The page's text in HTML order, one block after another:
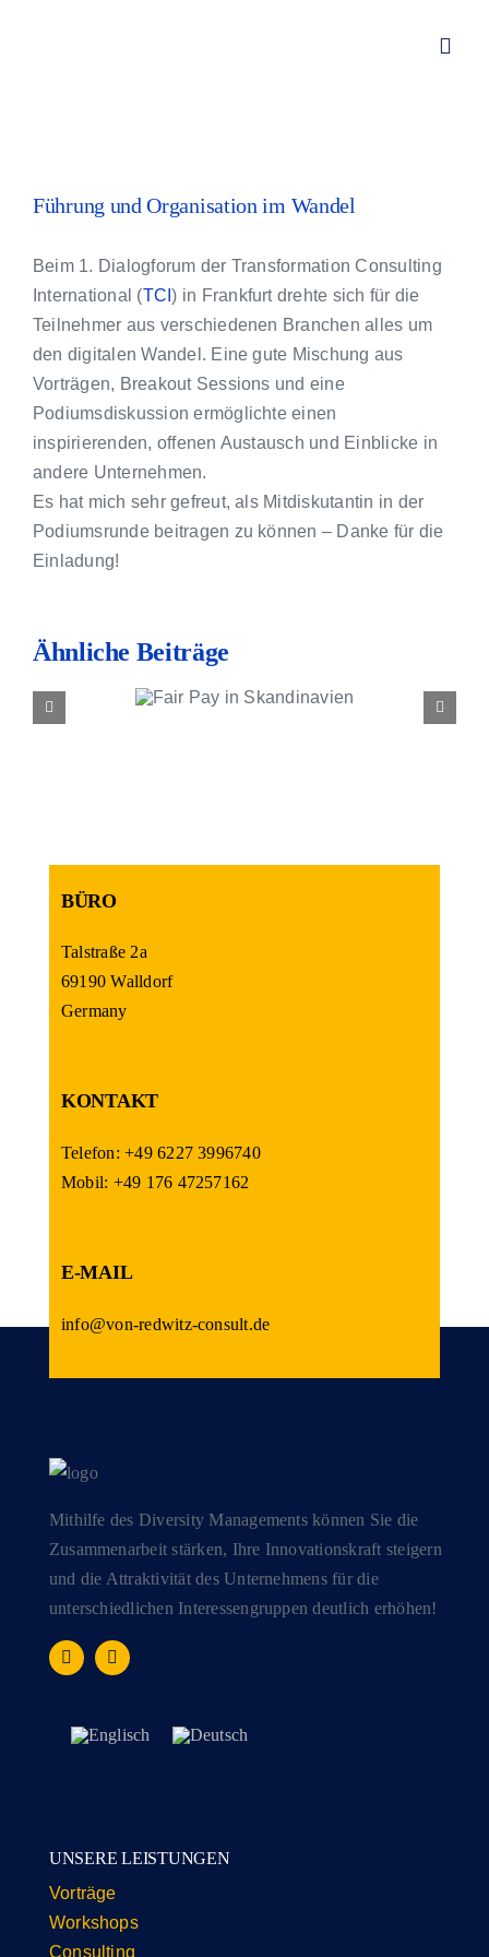
Über mich
Aktuelles
Kundenstimmen
Kontakt
grösseres
Führung und Organisation im Wandel
Beim 1. Dialogforum der Transformation Consulting
International (TCI) in Frankfurt drehte sich für die
Teilnehmer aus verschiedenen Branchen alles um
den digitalen Wandel. Eine gute Mischung aus
Vorträgen, Breakout Sessions und eine
Podiumsdiskussion ermöglichte einen
inspirierenden, offenen Austausch und Einblicke in
andere Unternehmen.
Es hat mich sehr gefreut, als Mitdiskutantin in der
Podiumsrunde beitragen zu können – Danke für die
Einladung!
Ähnliche Beiträge
Pay in
BÜRO
Talstraße 2a
69190 Walldorf
Germany
KONTAKT
Telefon: +49 6227 3996740
Mobil: +49 176 47257162
E-MAIL
info@von-redwitz-consult.de
Mithilfe des Diversity Managements können Sie die
Zusammenarbeit stärken, Ihre Innovationskraft steigern
und die Attraktivität des Unternehmens für die
unterschiedlichen Interessengruppen deutlich erhöhen!
UNSERE LEISTUNGEN
Vorträge
Workshops
Consulting